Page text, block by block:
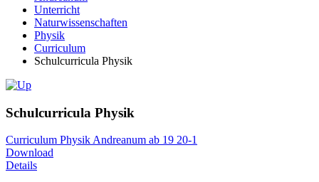
Unterricht
Naturwissenschaften
Physik
Curriculum
Schulcurricula Physik
Schulcurricula Physik
Curriculum Physik Andreanum ab 19 20-1
Download
Details